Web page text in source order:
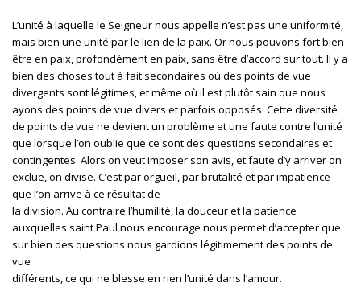
L’unité à laquelle le Seigneur nous appelle n’est pas une uniformité,
mais bien une unité par le lien de la paix. Or nous pouvons fort bien
être en paix, profondément en paix, sans être d’accord sur tout. Il y a
bien des choses tout à fait secondaires où des points de vue
divergents sont légitimes, et même où il est plutôt sain que nous
ayons des points de vue divers et parfois opposés. Cette diversité
de points de vue ne devient un problème et une faute contre l’unité
que lorsque l’on oublie que ce sont des questions secondaires et
contingentes. Alors on veut imposer son avis, et faute d’y arriver on
exclue, on divise. C’est par orgueil, par brutalité et par impatience
que l’on arrive à ce résultat de
la division. Au contraire l’humilité, la douceur et la patience
auxquelles saint Paul nous encourage nous permet d’accepter que
sur bien des questions nous gardions légitimement des points de
vue
différents, ce qui ne blesse en rien l’unité dans l’amour.